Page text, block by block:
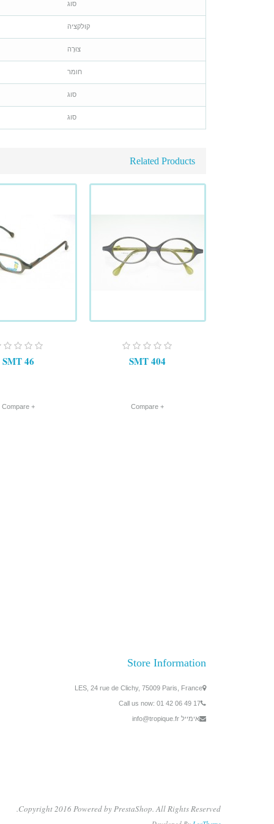
סוג
קולקציה
צוּרָה
חומר
סוג
סוג
Related Products
SMT 404
+ Compare
SMT 46
+ Compare
Store Information
LES, 24 rue de Clichy, 75009 Paris, France
Call us now: 01 42 06 49 17
אימייל info@tropique.fr
Copyright 2016 Powered by PrestaShop. All Rights Reserved.